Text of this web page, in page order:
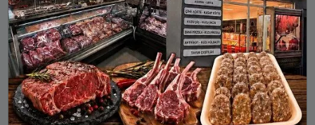
10 Ağu Pts
03:49 05:20 12:26 16:12
19:21
11 Ağu Sal
03:51 05:21 12:25 16:11
19:20
12 Ağu Çar
03:52 05:22 12:25 16:11
19:19
13 Ağu Per
03:53 05:23 12:25 16:11
19:17
14 Ağu Cum
03:54 05:24 12:25 16:10
19:16